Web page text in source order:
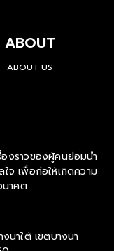
ABOUT
ABOUT US
องราวของผู้คนย่อมนำ
จ เพื่อก่อให้เกิดความ
นาคต
นาใต้ เขตบางนา